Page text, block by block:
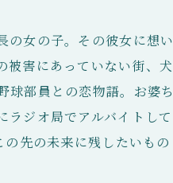
の女の子。その彼女に想い
被害にあっていない街、犬
球部員との恋物語。お婆ち
ジオ局でアルバイトして
先の未来に残したいもの